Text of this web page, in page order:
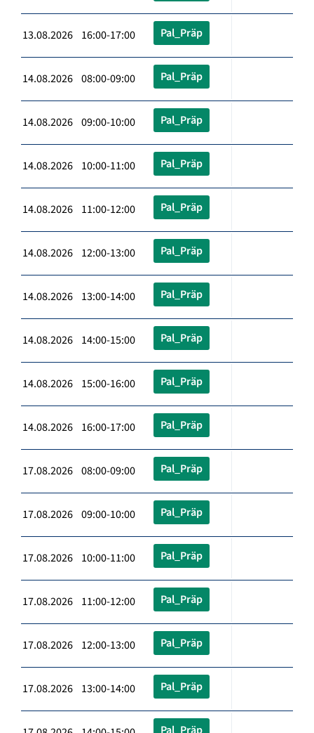
13.08.2026 16:00-17:00 Pal_Präp
14.08.2026 08:00-09:00 Pal_Präp
14.08.2026 09:00-10:00 Pal_Präp
14.08.2026 10:00-11:00 Pal_Präp
14.08.2026 11:00-12:00 Pal_Präp
14.08.2026 12:00-13:00 Pal_Präp
14.08.2026 13:00-14:00 Pal_Präp
14.08.2026 14:00-15:00 Pal_Präp
14.08.2026 15:00-16:00 Pal_Präp
14.08.2026 16:00-17:00 Pal_Präp
17.08.2026 08:00-09:00 Pal_Präp
17.08.2026 09:00-10:00 Pal_Präp
17.08.2026 10:00-11:00 Pal_Präp
17.08.2026 11:00-12:00 Pal_Präp
17.08.2026 12:00-13:00 Pal_Präp
17.08.2026 13:00-14:00 Pal_Präp